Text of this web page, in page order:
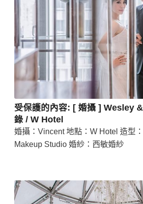
受保護的內容: [ 婚攝 ] Wesley
錄 / W Hotel
婚攝：Vincent 地點：W Hotel 造型
Makeup Studio 婚紗：西敏婚紗